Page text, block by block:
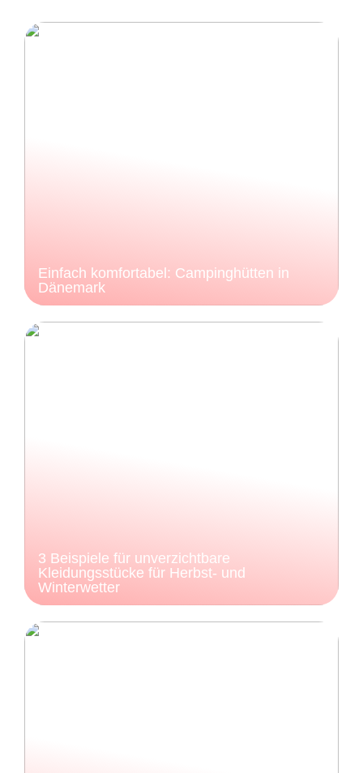
Einfach komfortabel: Campinghütten in
Dänemark
3 Beispiele für unverzichtbare
Kleidungsstücke für Herbst- und
Winterwetter